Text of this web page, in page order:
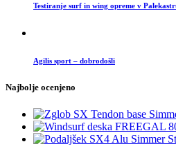
Testiranje surf in wing opreme v
Agilis sport – dobrodošli
Najbolje ocenjeno